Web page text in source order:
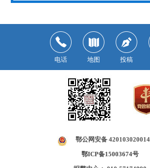
电话 地图 投稿
鄂公网安备
鄂ICP备15003674号